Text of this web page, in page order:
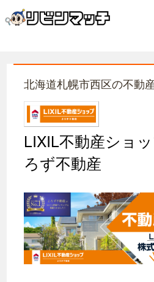
北海道札幌市西区の不動
LIXIL不動産ショ
ろず不動産